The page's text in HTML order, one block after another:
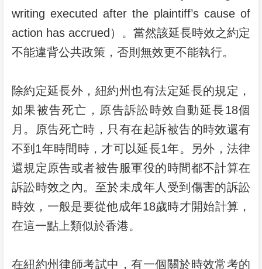
writing executed after the plaintiff’s cause of
action has accrued）。當然該延長時效之約定
不能違背公共政策，否則無效更不能執行。
除約定延長外，紐約州也有法定延長的規定，
如果被告死亡，原告訴訟時效自動延長18個
月。原告死亡時，只有在起訴被告的時效還有
不到1年時間時，才可以延長1年。另外，法律
還規定原告或者被告服軍役的時間都不計算在
訴訟時效之內。至於未成年人受到傷害的訴訟
時效，一般是要從他成年18歲時才開始計算，
在這一點上類似於香港。
在紐約州律師考試中，有一個關於時效常考的